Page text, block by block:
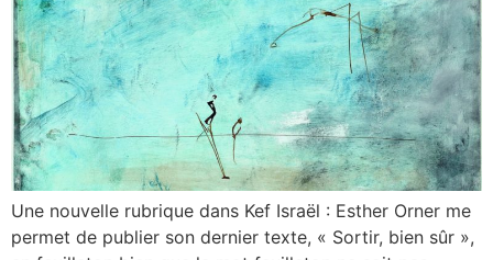
Une nouvelle rubrique dans Kef Israël : Esther Orner me
permet de publier son dernier texte, « Sortir, bien sûr »,